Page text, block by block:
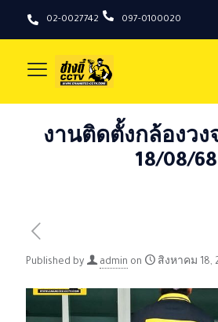
02-0027742 097-0100020
งานติดตั้งกล้องวง
18/08/68
Published by admin on สิงหาคม 18,